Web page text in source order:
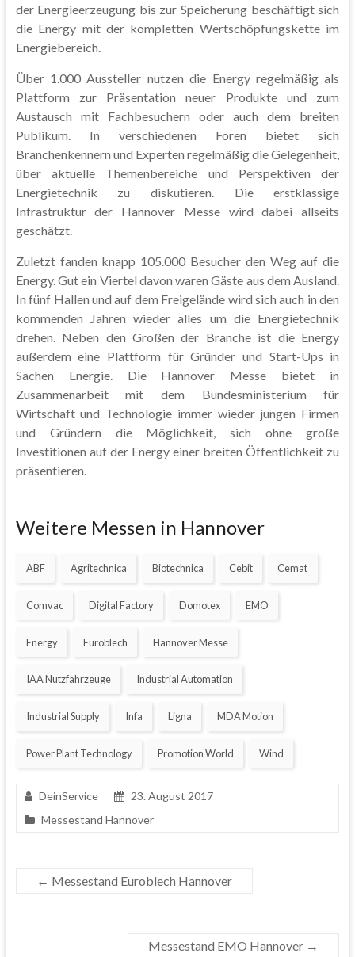
der Energieerzeugung bis zur Speicherung beschäftigt sich
die Energy mit der kompletten Wertschöpfungskette im
Energiebereich.
Über 1.000 Aussteller nutzen die Energy regelmäßig als
Plattform zur Präsentation neuer Produkte und zum
Austausch mit Fachbesuchern oder auch dem breiten
Publikum. In verschiedenen Foren bietet sich
Branchenkennern und Experten regelmäßig die Gelegenheit,
über aktuelle Themenbereiche und Perspektiven der
Energietechnik zu diskutieren. Die erstklassige
Infrastruktur der Hannover Messe wird dabei allseits
geschätzt.
Zuletzt fanden knapp 105.000 Besucher den Weg auf die
Energy. Gut ein Viertel davon waren Gäste aus dem Ausland.
In fünf Hallen und auf dem Freigelände wird sich auch in den
kommenden Jahren wieder alles um die Energietechnik
drehen. Neben den Großen der Branche ist die Energy
außerdem eine Plattform für Gründer und Start-Ups in
Sachen Energie. Die Hannover Messe bietet in
Zusammenarbeit mit dem Bundesministerium für
Wirtschaft und Technologie immer wieder jungen Firmen
und Gründern die Möglichkeit, sich ohne große
Investitionen auf der Energy einer breiten Öffentlichkeit zu
präsentieren.
Weitere Messen in Hannover
ABF Agritechnica Biotechnica Cebit Cemat
Comvac Digital Factory Domotex EMO
Energy Euroblech Hannover Messe
IAA Nutzfahrzeuge Industrial Automation
Industrial Supply Infa Ligna MDA Motion
Power Plant Technology Promotion World Wind
DeinService
23. August 2017
Messestand Hannover
← Messestand Euroblech Hannover
Messestand EMO Hannover →